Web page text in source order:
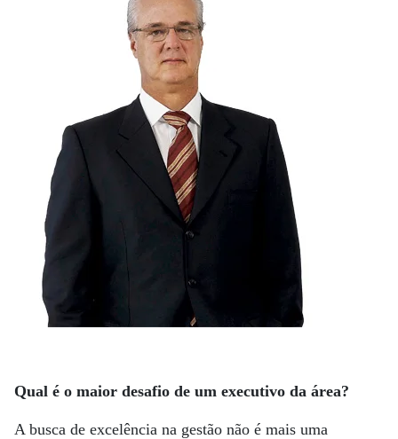
Qual é o maior desafio de um executivo da área?
A busca de excelência na gestão não é mais uma